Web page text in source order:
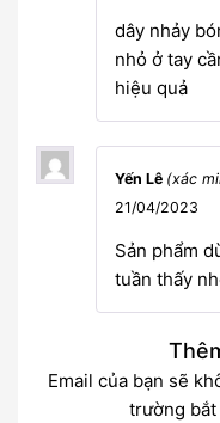
dây nhảy
nhỏ ở tay
hiệu quả
Yến Lê (xác
21/04/2023
Sản phẩm
tuần thấy
Email của bạn sẽ
trường bắt